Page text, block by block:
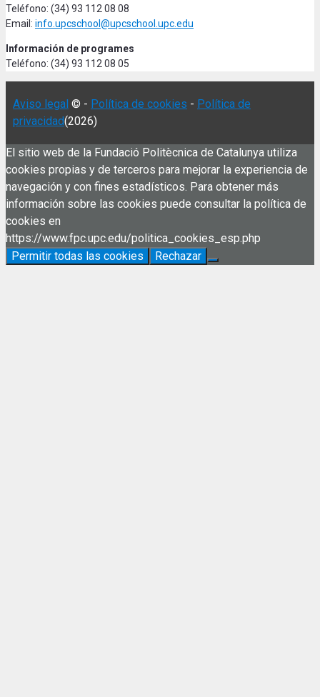
Teléfono: (34) 93 112 08 08
Email: info.upcschool@upcschool.upc.edu
Información de programes
Teléfono: (34) 93 112 08 05
Aviso legal © - Política de cookies - Política de
privacidad(2026)
El sitio web de la Fundació Politècnica de Catalunya utiliza
cookies propias y de terceros para mejorar la experiencia de
navegación y con fines estadísticos. Para obtener más
información sobre las cookies puede consultar la política de
cookies en
https://www.fpc.upc.edu/politica_cookies_esp.php
Permitir todas las cookies
Rechazar